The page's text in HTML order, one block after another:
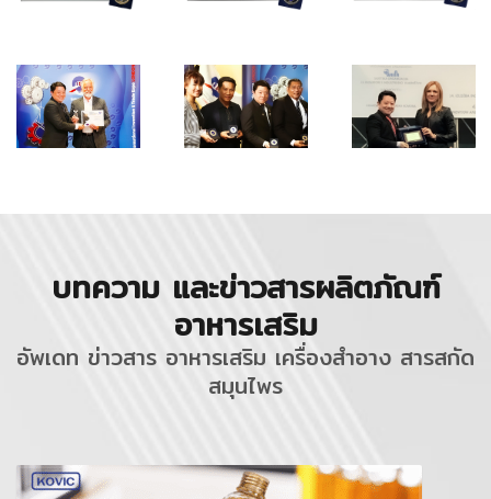
บทความ และข่าวสารผลิตภัณฑ์
อาหารเสริม
อัพเดท ข่าวสาร อาหารเสริม เครื่องสำอาง สารสกัด
สมุนไพร